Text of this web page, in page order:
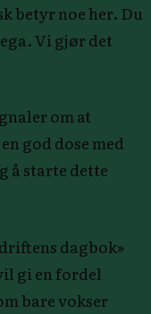
betyr noe her. Du
Vi gjør det
om at
god dose med
å starte dette
dagbok»
gi en fordel
bare vokser